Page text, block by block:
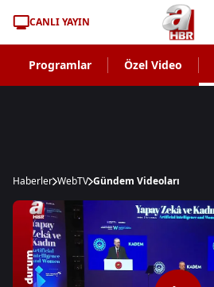
CANLI YAYIN
Programlar Özel Video
Haberler WebTV Gündem Videoları